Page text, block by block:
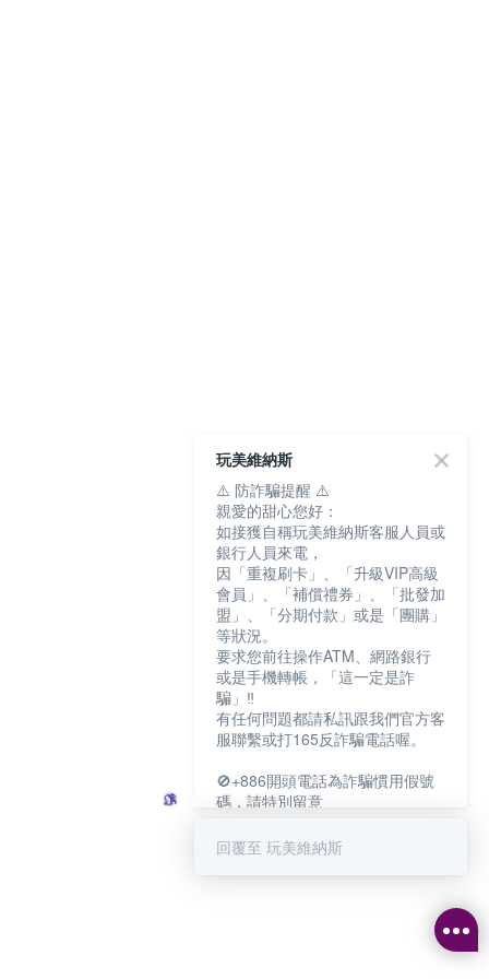
玩美維納斯
⚠️ 防詐騙提醒 ⚠️
親愛的甜心您好：
如接獲自稱玩美維納斯客服人員或
銀行人員來電，
因「重複刷卡」、「升級VIP高級
會員」、「補償禮券」、「批發加
盟」、「分期付款」或是「團購」
等狀況。
要求您前往操作ATM、網路銀行
或是手機轉帳，「這一定是詐
騙」‼️
有任何問題都請私訊跟我們官方客
服聯繫或打165反詐騙電話喔。
🚫+886開頭電話為詐騙慣用假號
碼，請特別留意
如何聯繫玩美維納斯客服?
可點擊下方對話框 "回覆 玩美維納
回覆至 玩美維納斯